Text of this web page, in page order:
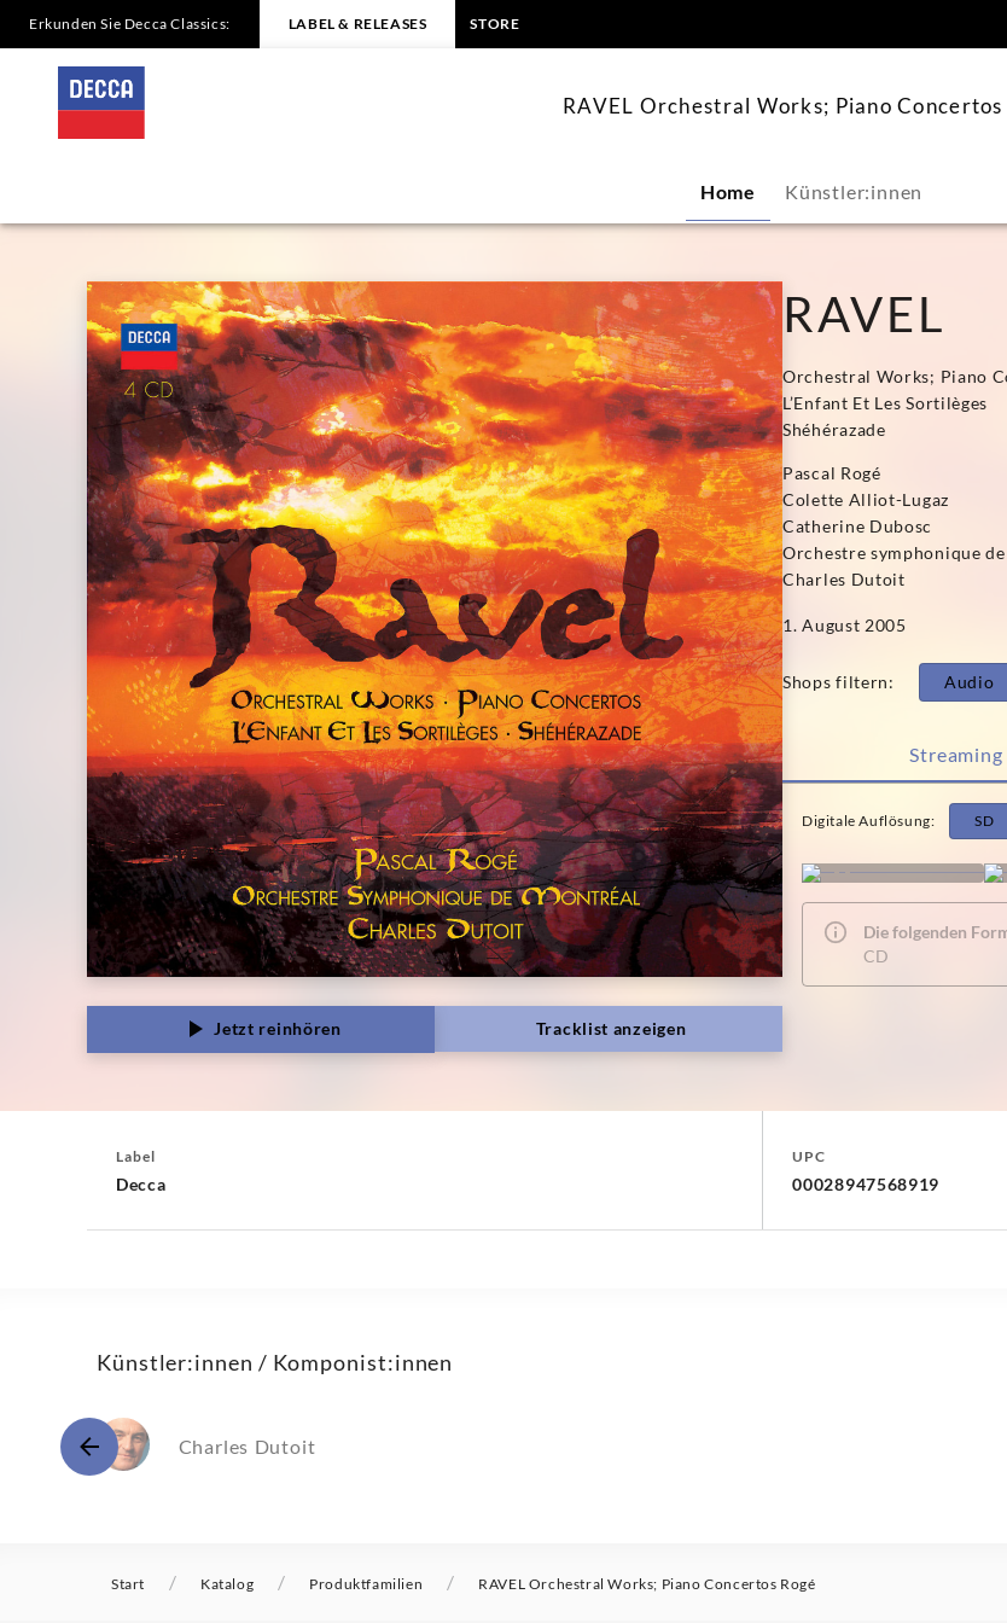
RAVEL
Orchestral
Piano
Concertos
Rogé
Decca
Classics
Erkunden Sie Decca Classics: LABEL & RELEASES STORE
RAVEL Orchestral Works; Piano Concertos
Home Künstler:innen
Jetzt reinhören Tracklist anzeigen
RAVEL
Orchestral Works; Piano
L’Enfant Et Les Sortilèges
Shéhérazade
Pascal Rogé
Colette Alliot-Lugaz
Catherine Dubosc
Orchestre symphonique
Charles Dutoit
1. August 2005
Shops filtern: Audio
Streaming
Digitale Auflösung: SD
Die folgenden
CD
Label
Decca
UPC
00028947568919
Künstler:innen / Komponist:innen
Charles Dutoit
Start / Katalog / Produktfamilien / RAVEL Orchestral Works; Piano Concertos Rogé